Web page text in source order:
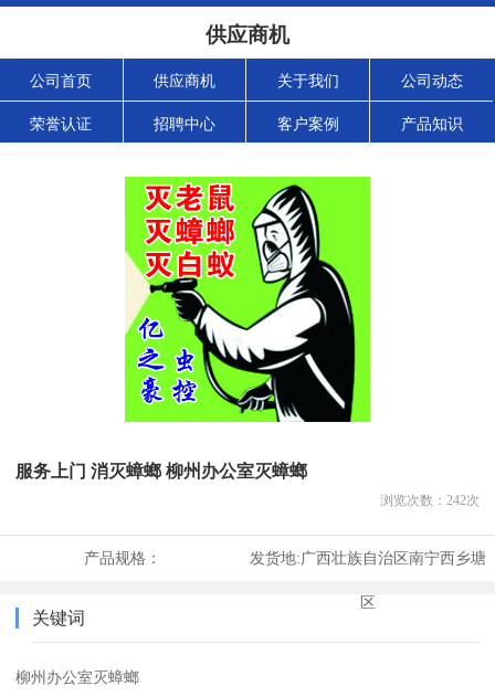
供应商机
公司首页 供应商机 关于我们 公司动态
荣誉认证 招聘中心 客户案例 产品知识
服务上门 消灭蟑螂 柳州办公室灭蟑螂
浏览次数： 242次
产品规格： 发货地:广西壮族自治区南宁西乡塘
区
关键词
柳州办公室灭蟑螂